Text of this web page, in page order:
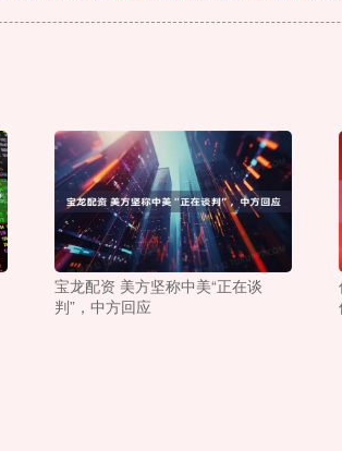
宝龙配资 美方坚称中美“正在谈
判”，中方回应